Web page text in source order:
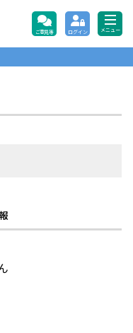
財団法人日本ICTテレ
ご意見等 ログイン メニュー